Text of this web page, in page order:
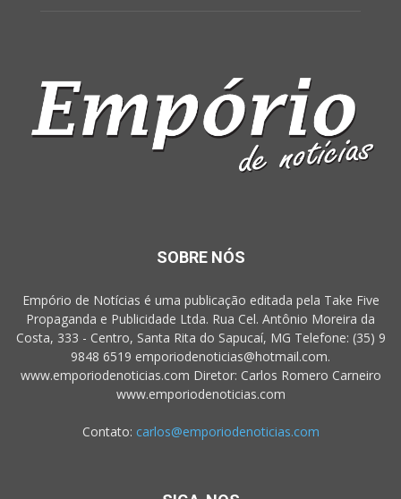
SOBRE NÓS
Empório de Notícias é uma publicação editada pela Take Five
Propaganda e Publicidade Ltda. Rua Cel. Antônio Moreira da
Costa, 333 - Centro, Santa Rita do Sapucaí, MG Telefone: (35) 9
9848 6519 emporiodenoticias@hotmail.com.
www.emporiodenoticias.com Diretor: Carlos Romero Carneiro
www.emporiodenoticias.com
Contato: carlos@emporiodenoticias.com